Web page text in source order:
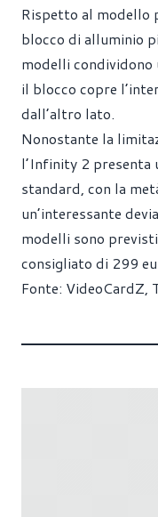
Rispetto al modello
blocco di alluminio
modelli condividono
il blocco copre
dall’altro lato.
Nonostante la
l’Infinity 2 presenta
standard, con la
un’interessante
modelli sono
consigliato di 299
Fonte: VideoCardZ,